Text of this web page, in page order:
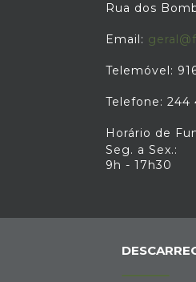
Rua dos
Email:
Telemóvel:
Telefone: 244
Horário de
Seg. a Sex.:
9h - 17h30